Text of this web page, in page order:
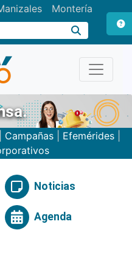
Montería
Campañas| Efemérides|
Noticias
Agenda